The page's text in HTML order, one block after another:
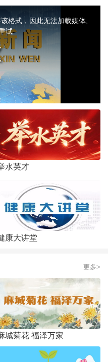
格式，因此无法加载媒体,
试
水英才
康大讲堂
更多>
城菊花 福泽万家